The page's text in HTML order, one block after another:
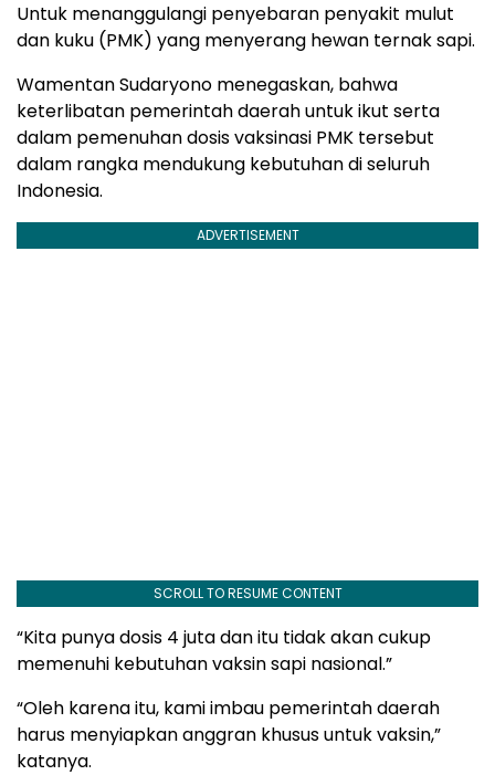
Untuk menanggulangi penyebaran penyakit mulut
dan kuku (PMK) yang menyerang hewan ternak sapi.
Wamentan Sudaryono menegaskan, bahwa
keterlibatan pemerintah daerah untuk ikut serta
dalam pemenuhan dosis vaksinasi PMK tersebut
dalam rangka mendukung kebutuhan di seluruh
Indonesia.
ADVERTISEMENT
SCROLL TO RESUME CONTENT
“Kita punya dosis 4 juta dan itu tidak akan cukup
memenuhi kebutuhan vaksin sapi nasional.”
“Oleh karena itu, kami imbau pemerintah daerah
harus menyiapkan anggran khusus untuk vaksin,”
katanya.